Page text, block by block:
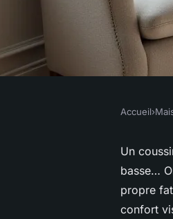
maison
Accueil›
Un
basse…
propre
confort